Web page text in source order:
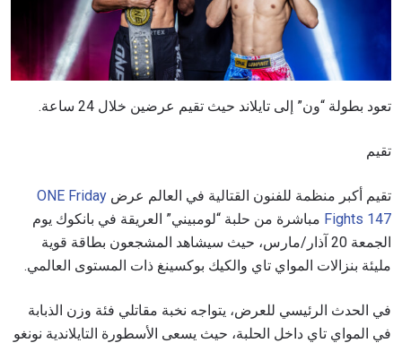
تعود بطولة “ون” إلى تايلاند حيث تقيم عرضين خلال 24 ساعة.
تقيم
تقيم أكبر منظمة للفنون القتالية في العالم عرض ONE Friday
Fights 147 مباشرة من حلبة “لومبيني” العريقة في بانكوك يوم
الجمعة 20 آذار/مارس، حيث سيشاهد المشجعون بطاقة قوية
مليئة بنزالات المواي تاي والكيك بوكسينغ ذات المستوى العالمي.
في الحدث الرئيسي للعرض، يتواجه نخبة مقاتلي فئة وزن الذبابة
في المواي تاي داخل الحلبة، حيث يسعى الأسطورة التايلاندية نونغو